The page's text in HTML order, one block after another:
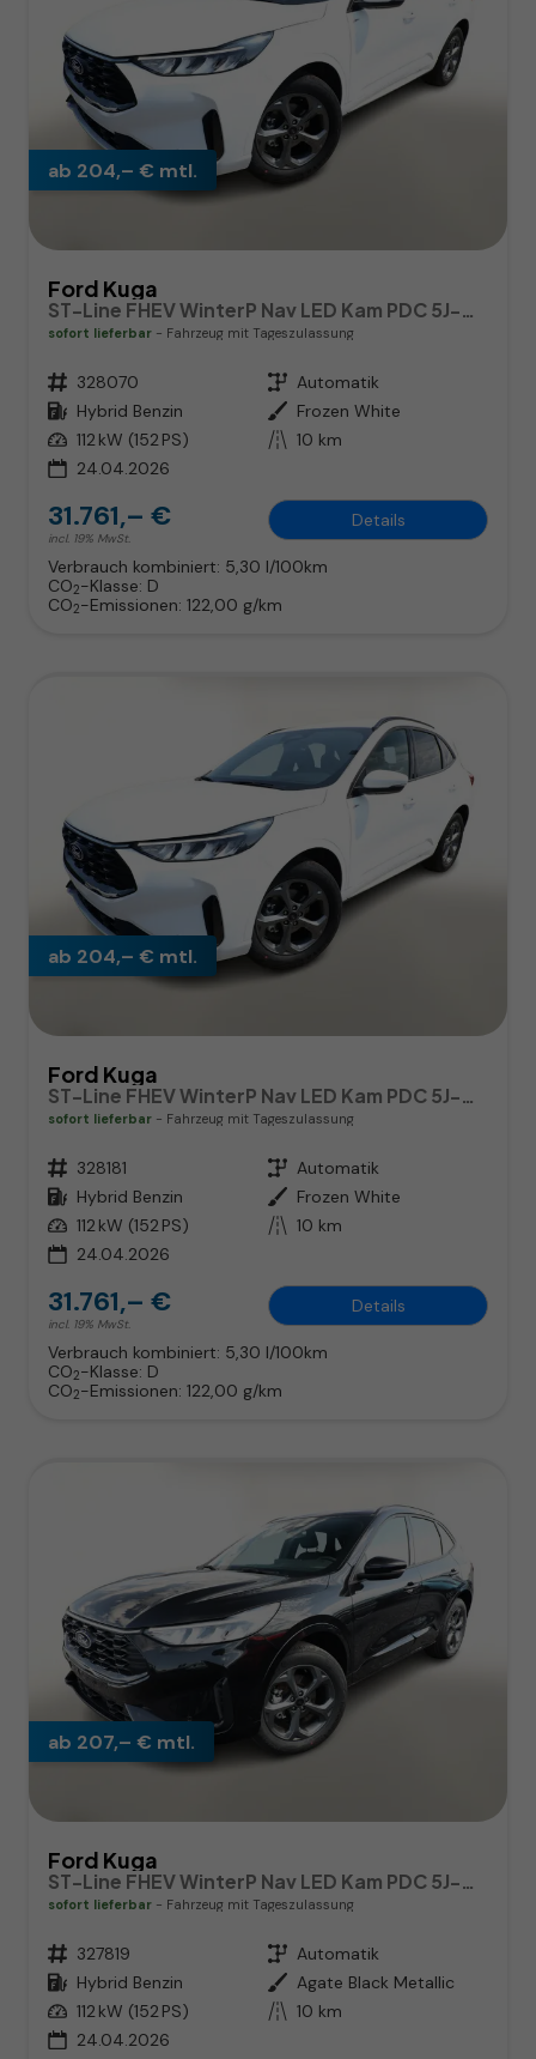
ab 204,– € mtl.
Ford Kuga
sofort lieferbar Fahrzeug mit Tageszulassung
Fahrzeugnr. 328070 Getriebe Automatik
Kraftstoff Hybrid Benzin Außenfarbe Frozen White
Leistung 112 kW (152 PS) Kilometerstand 10 km
24.04.2026
31.761,– €
incl. 19% MwSt.
Details
Verbrauch kombiniert: 5,30 l/100km
CO2-Klasse: D
CO2-Emissionen: 122,00 g/km
ab 204,– € mtl.
Ford Kuga
sofort lieferbar Fahrzeug mit Tageszulassung
Fahrzeugnr. 328181 Getriebe Automatik
Kraftstoff Hybrid Benzin Außenfarbe Frozen White
Leistung 112 kW (152 PS) Kilometerstand 10 km
24.04.2026
31.761,– €
incl. 19% MwSt.
Details
Verbrauch kombiniert: 5,30 l/100km
CO2-Klasse: D
CO2-Emissionen: 122,00 g/km
ab 207,– € mtl.
Ford Kuga
sofort lieferbar Fahrzeug mit Tageszulassung
Fahrzeugnr. 327819 Getriebe Automatik
Kraftstoff Hybrid Benzin Außenfarbe Agate Black Metallic
Leistung 112 kW (152 PS) Kilometerstand 10 km
24.04.2026